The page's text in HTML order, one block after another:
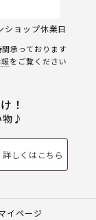
ショップ休業日
承っております
をご覧ください
！
物♪
詳しくはこちら
イページ